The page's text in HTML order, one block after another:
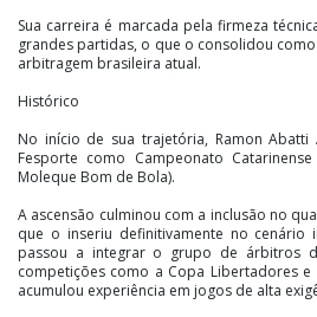
Sua carreira é marcada pela firmeza
grandes partidas, o que o consolidou
arbitragem brasileira atual.
Histórico
No início de sua trajetória, Ramon
Fesporte como Campeonato
Moleque Bom de Bola).
A ascensão culminou com a inclusão no
que o inseriu definitivamente no cenário
passou a integrar o grupo de árbitros
competições como a Copa Libertadores e
acumulou experiência em jogos de alta